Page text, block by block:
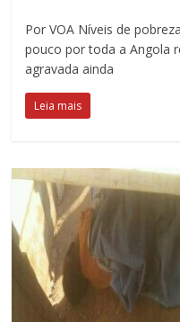
Por VOA Níveis de
pouco por toda a Angola
agravada ainda
Leia mais